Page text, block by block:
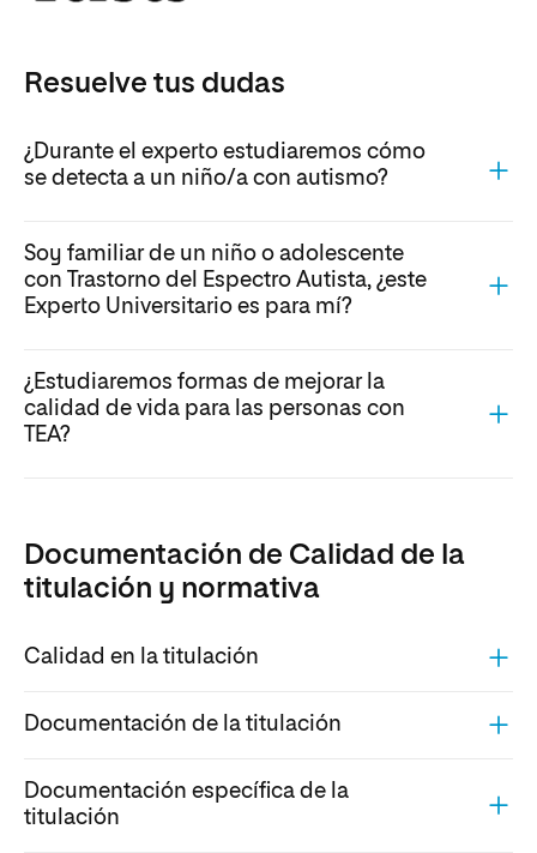
Resuelve tus dudas
¿Durante el experto estudiaremos cómo
se detecta a un niño/a con autismo?
Soy familiar de un niño o adolescente
con Trastorno del Espectro Autista, ¿este
Experto Universitario es para mí?
¿Estudiaremos formas de mejorar la
calidad de vida para las personas con
TEA?
Documentación de Calidad de la
titulación y normativa
Calidad en la titulación
Documentación de la titulación
Documentación específica de la
titulación